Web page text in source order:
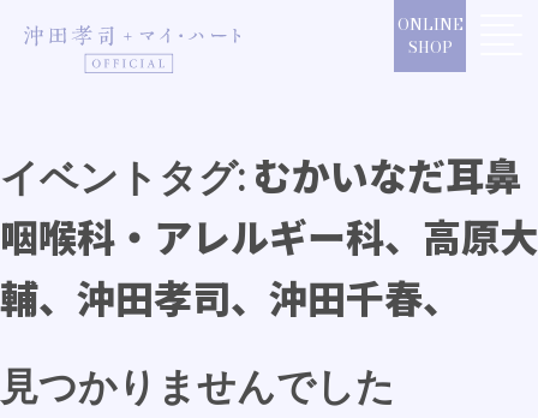
ONLINE
SHOP
イベントタグ:むかいなだ耳鼻
咽喉科・アレルギー科、高原大
輔、沖田孝司、沖田千春、
見つかりませんでした